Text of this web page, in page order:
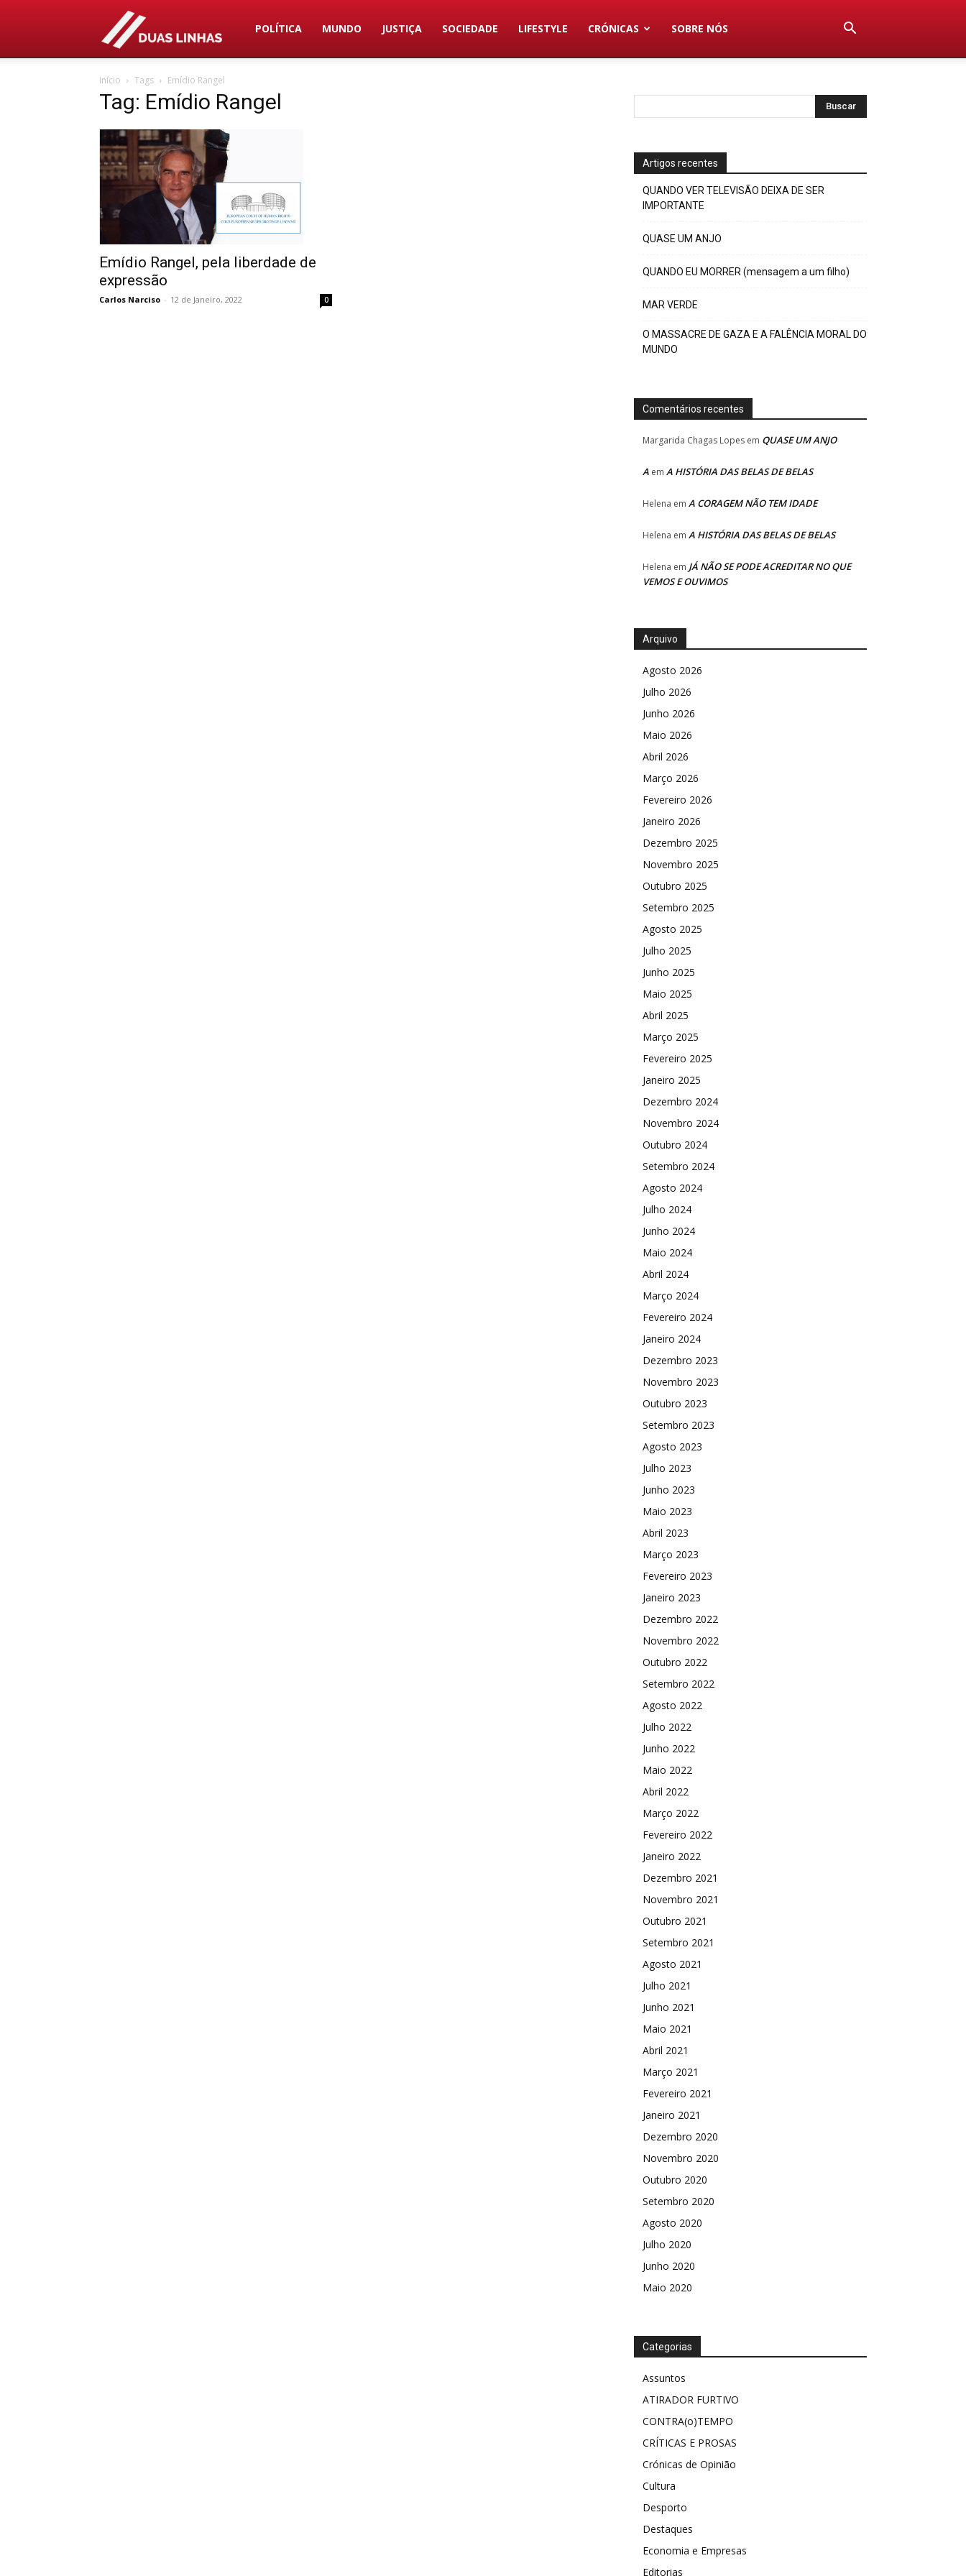
Duas
POLÍTICA MUNDO JUSTIÇA SOCIEDADE LIFESTYLE CRÓNICAS SOBRE NÓS
Início Tags Emídio Rangel
Tag: Emídio Rangel
Emídio Rangel, pela liberdade de
expressão
Carlos Narciso - 12 de Janeiro, 2022 0
Artigos recentes
QUANDO VER TELEVISÃO DEIXA DE SER
IMPORTANTE
QUASE UM ANJO
QUANDO EU MORRER (mensagem a um filho)
MAR VERDE
O MASSACRE DE GAZA E A FALÊNCIA MORAL DO
MUNDO
Comentários recentes
Margarida Chagas Lopes em QUASE UM ANJO
A em A HISTÓRIA DAS BELAS DE BELAS
Helena em A CORAGEM NÃO TEM IDADE
Helena em A HISTÓRIA DAS BELAS DE BELAS
Helena em JÁ NÃO SE PODE ACREDITAR NO QUE
VEMOS E OUVIMOS
Arquivo
Agosto 2026
Julho 2026
Junho 2026
Maio 2026
Abril 2026
Março 2026
Fevereiro 2026
Janeiro 2026
Dezembro 2025
Novembro 2025
Outubro 2025
Setembro 2025
Agosto 2025
Julho 2025
Junho 2025
Maio 2025
Abril 2025
Março 2025
Fevereiro 2025
Janeiro 2025
Dezembro 2024
Novembro 2024
Outubro 2024
Setembro 2024
Agosto 2024
Julho 2024
Junho 2024
Maio 2024
Abril 2024
Março 2024
Fevereiro 2024
Janeiro 2024
Dezembro 2023
Novembro 2023
Outubro 2023
Setembro 2023
Agosto 2023
Julho 2023
Junho 2023
Maio 2023
Abril 2023
Março 2023
Fevereiro 2023
Janeiro 2023
Dezembro 2022
Novembro 2022
Outubro 2022
Setembro 2022
Agosto 2022
Julho 2022
Junho 2022
Maio 2022
Abril 2022
Março 2022
Fevereiro 2022
Janeiro 2022
Dezembro 2021
Novembro 2021
Outubro 2021
Setembro 2021
Agosto 2021
Julho 2021
Junho 2021
Maio 2021
Abril 2021
Março 2021
Fevereiro 2021
Janeiro 2021
Dezembro 2020
Novembro 2020
Outubro 2020
Setembro 2020
Agosto 2020
Julho 2020
Junho 2020
Maio 2020
Categorias
Assuntos
ATIRADOR FURTIVO
CONTRA(o)TEMPO
CRÍTICAS E PROSAS
Crónicas de Opinião
Cultura
Desporto
Destaques
Economia e Empresas
Editorias